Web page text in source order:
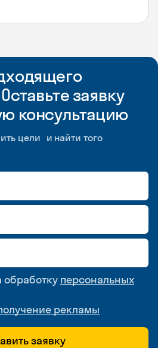
заявку
консультацию
цели и найти того
обработку персональных
рекламы
заявку